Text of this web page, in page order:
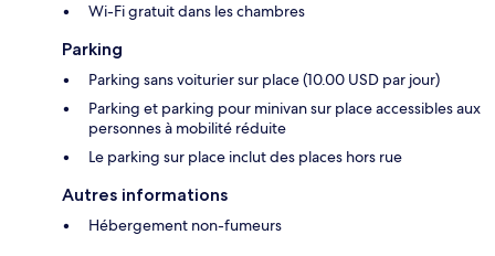
Wi-Fi gratuit dans les chambres
Parking
Parking sans voiturier sur place (10.00 USD par jour)
Parking et parking pour minivan sur place accessibles aux
personnes à mobilité réduite
Le parking sur place inclut des places hors rue
Autres informations
Hébergement non-fumeurs